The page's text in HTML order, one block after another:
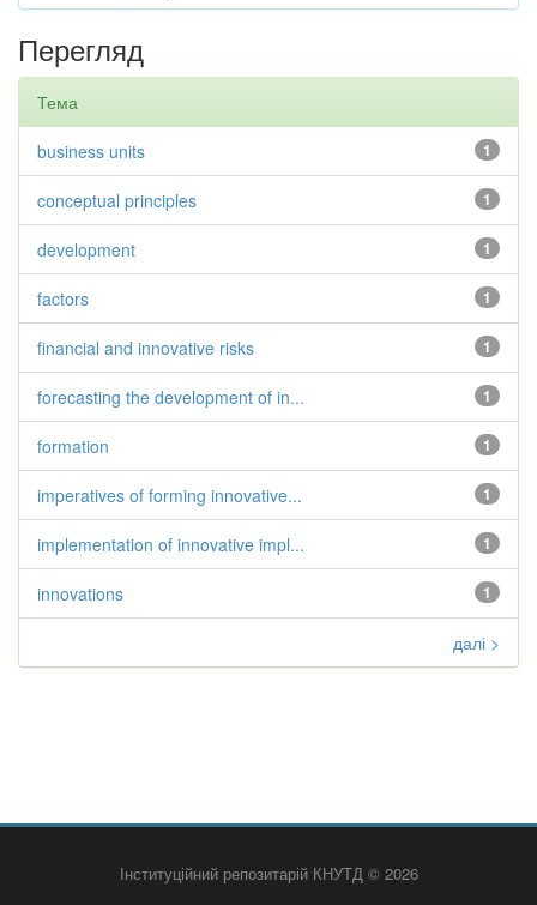
Перегляд
Тема
1
business units
1
conceptual principles
1
development
1
factors
1
financial and innovative risks
1
forecasting the development of in...
1
formation
1
imperatives of forming innovative...
1
implementation of innovative impl...
1
innovations
далі >
Інституційний репозитарій КНУТД © 2026